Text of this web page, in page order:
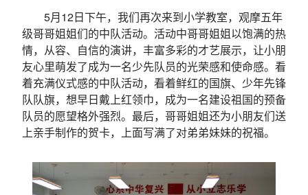
5月12日下午，我们再次来到小学教室，观摩五年
级哥哥姐姐们的中队活动。活动中哥哥姐姐以饱满的热
情，从容、自信的演讲，丰富多彩的才艺展示，让小朋
友心里萌发了成为一名少先队员的光荣感和使命感。看
着充满仪式感的中队活动，看着鲜红的国旗、少年先锋
队队旗，想早日戴上红领巾，成为一名建设祖国的预备
队员的愿望格外强烈。最后，哥哥姐姐还为小朋友们送
上亲手制作的贺卡，上面写满了对弟弟妹妹的祝福。